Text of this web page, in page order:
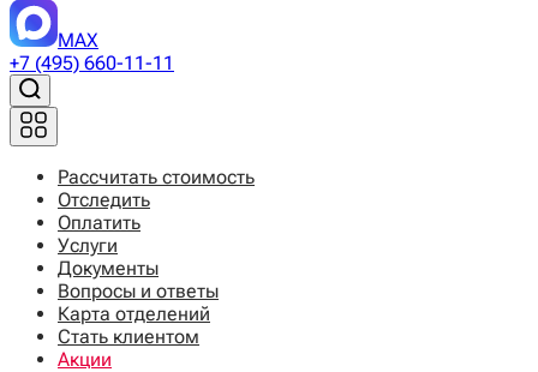
MAX
+7 (495) 660-11-11
Рассчитать стоимость
Отследить
Оплатить
Услуги
Документы
Вопросы и ответы
Карта отделений
Стать клиентом
Акции